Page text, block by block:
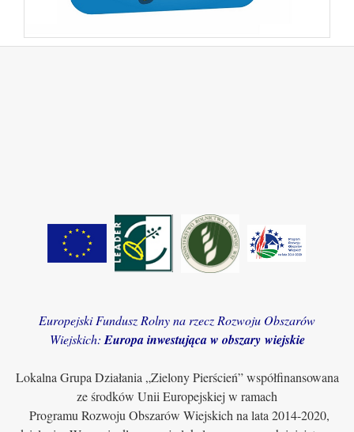
Europejski Fundusz Rolny na rzecz Rozwoju Obszarów
Wiejskich: Europa inwestująca w obszary wiejskie
Lokalna Grupa Działania „Zielony Pierścień” współfinansowana
ze środków Unii Europejskiej w ramach
Programu Rozwoju Obszarów Wiejskich na lata 2014-2020,